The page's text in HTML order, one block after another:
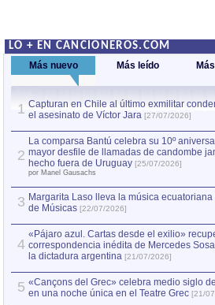
LO + EN CANCIONEROS.COM
Más nuevo Más leído
1 Capturan en Chile al último exmilitar
el asesinato de Víctor Jara [27/07/2026]
2
La comparsa Bantú celebra su 10º
mayor desfile de llamadas de candombe
hecho fuera de Uruguay [25/07/2026]
por Manel Gausachs
3 Margarita Laso lleva la música ecuatoriana
de Músicas [22/07/2026]
4
«Pájaro azul. Cartas desde el exilio»
correspondencia inédita de Mercedes
la dictadura argentina [21/07/2026]
5 «Cançons del Grec» celebra medio siglo
en una noche única en el Teatre Grec [21/